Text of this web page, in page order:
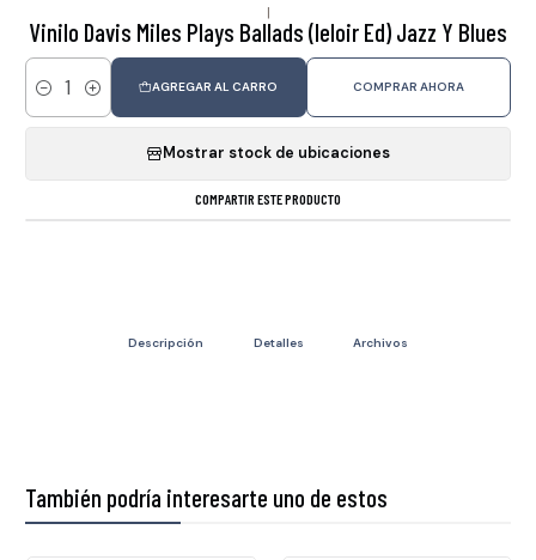
|
Vinilo Davis Miles Plays Ballads (leloir Ed) Jazz Y Blues
Cantidad
AGREGAR AL CARRO COMPRAR AHORA
Mostrar stock de ubicaciones
COMPARTIR ESTE PRODUCTO
Descripción Detalles Archivos
También podría interesarte uno de estos